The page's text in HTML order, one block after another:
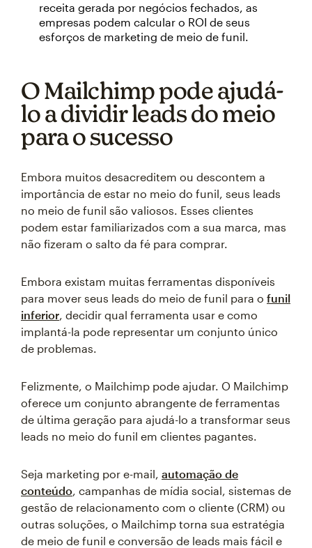
receita gerada por negócios fechados, as
empresas podem calcular o ROI de seus
esforços de marketing de meio de funil.
O Mailchimp pode ajudá-
lo a dividir leads do meio
para o sucesso
Embora muitos desacreditem ou descontem a
importância de estar no meio do funil, seus leads
no meio de funil são valiosos. Esses clientes
podem estar familiarizados com a sua marca, mas
não fizeram o salto da fé para comprar.
Embora existam muitas ferramentas disponíveis
para mover seus leads do meio de funil para o funil
inferior, decidir qual ferramenta usar e como
implantá-la pode representar um conjunto único
de problemas.
Felizmente, o Mailchimp pode ajudar. O Mailchimp
oferece um conjunto abrangente de ferramentas
de última geração para ajudá-lo a transformar seus
leads no meio do funil em clientes pagantes.
Seja marketing por e-mail, automação de
conteúdo, campanhas de mídia social, sistemas de
gestão de relacionamento com o cliente (CRM) ou
outras soluções, o Mailchimp torna sua estratégia
de meio de funil e conversão de leads mais fácil e